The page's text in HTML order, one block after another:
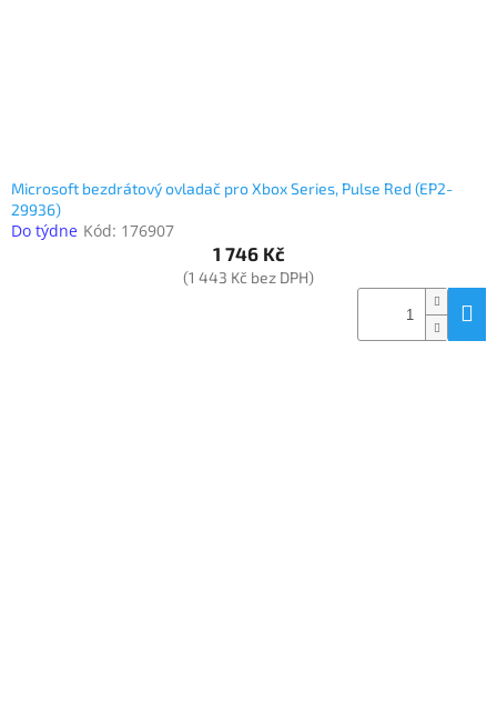
Microsoft bezdrátový ovladač pro Xbox Series, Pulse Red (EP2-
29936)
Do týdne Kód: 176907
1 746 Kč
(1 443 Kč bez DPH)